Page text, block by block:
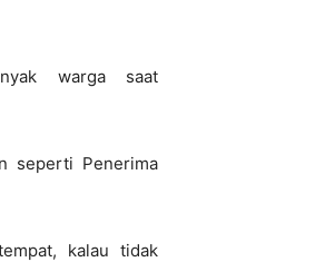
warga saat
seperti Penerima
kalau tidak